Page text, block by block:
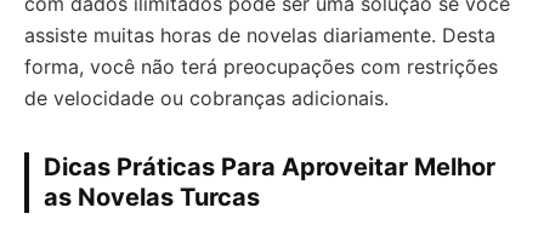
assiste muitas horas de novelas diariamente. Desta
forma, você não terá preocupações com restrições
de velocidade ou cobranças adicionais.
Dicas Práticas Para Aproveitar Melhor
as Novelas Turcas